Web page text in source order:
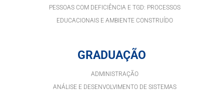
PESSOAS COM DEFICIÊNCIA E TGD: PROCESSOS
EDUCACIONAIS E AMBIENTE CONSTRUÍDO
GRADUAÇÃO
ADMINISTRAÇÃO
ANÁLISE E DESENVOLVIMENTO DE SISTEMAS